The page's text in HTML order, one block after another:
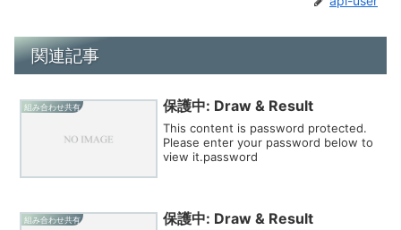
関連記事
組み合わせ共有 保護中: Draw & Result
This content is password protected.
Please enter your password below to
view it.password
組み合わせ共有 保護中: Draw & Result